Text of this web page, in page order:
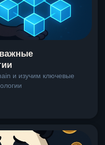
и изучим ключевые